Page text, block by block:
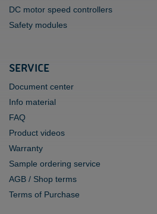
DC motor speed controllers
Safety modules
SERVICE
Document center
Info material
FAQ
Product videos
Warranty
Sample ordering service
AGB / Shop terms
Terms of Purchase